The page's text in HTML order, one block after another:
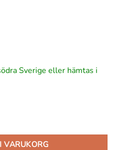
Sverige eller hämtas i
VARUKORG